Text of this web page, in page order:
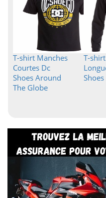
T-shirt Manches
Courtes Dc
Shoes Around
The Globe
T-